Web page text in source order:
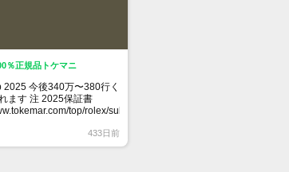
％正規品トケマニ
2025 今後340万〜380行く
ます 注 2025保証書
top/rolex/submariner/166613lb-
予想しかない
433日前